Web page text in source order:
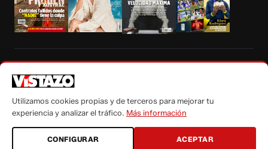
autorización escrita de su titular, de todos los contenidos de Vistazo.com.
Utilizamos cookies propias y de terceros para mejorar tu
experiencia y analizar el tráfico. Más información
CONFIGURAR ACEPTAR